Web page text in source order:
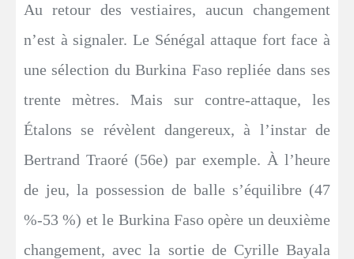
Au retour des vestiaires, aucun changement
n’est à signaler. Le Sénégal attaque fort face à
une sélection du Burkina Faso repliée dans ses
trente mètres. Mais sur contre-attaque, les
Étalons se révèlent dangereux, à l’instar de
Bertrand Traoré (56e) par exemple. À l’heure
de jeu, la possession de balle s’équilibre (47
%-53 %) et le Burkina Faso opère un deuxième
changement, avec la sortie de Cyrille Bayala